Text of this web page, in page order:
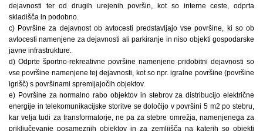
dejavnosti ter od drugih urejenih površin, kot so interne ceste, odprta
skladišča in podobno.
c) Površine za dejavnost ob avtocesti predstavljajo vse površine, ki so ob
avtocesti namenjene za dejavnosti ali parkiranje in niso objekti gospodarske
javne infrastrukture.
d) Odprte športno-rekreativne površine namenjene pridobitni dejavnosti so
vse površine namenjene tej dejavnosti, kot so npr. igralne površine (površine
igrišč) s površinami spremljajočih objektov.
e) Površine za normalno rabo objektov in stebrov za distribucijo električne
energije in telekomunikacijske storitve se določijo v površini 5 m2 po stebru,
kar velja tudi za transformatorje, ne pa za stebre omrežja, namenjenega za
priključevanje posameznih objektov in za zemljišča na katerih so objekti